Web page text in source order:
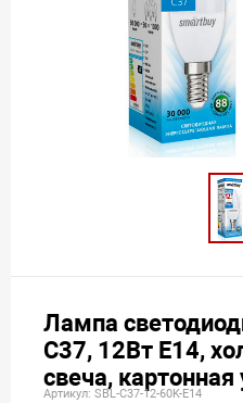
Лампа
С37, 12Вт Е14,
свеча, картонная
Артикул: SBL-C37-12-60K-E14